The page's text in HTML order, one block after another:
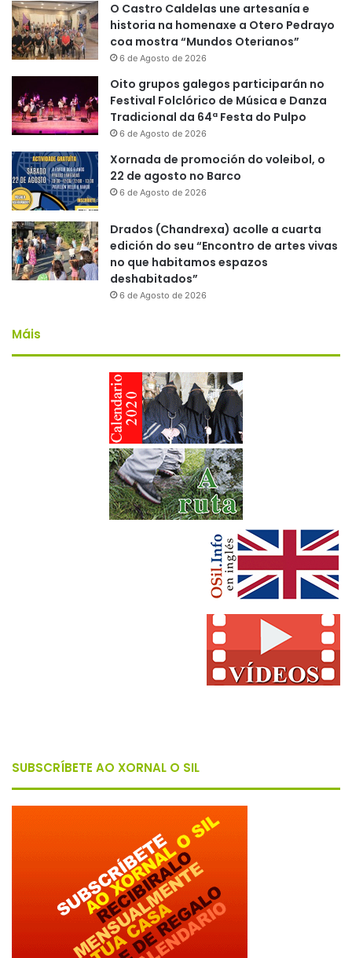
O Castro Caldelas une artesanía e
historia na homenaxe a Otero Pedrayo
coa mostra “Mundos Oterianos”
6 de Agosto de 2026
Oito grupos galegos participarán no
Festival Folclórico de Música e Danza
Tradicional da 64ª Festa do Pulpo
6 de Agosto de 2026
Xornada de promoción do voleibol, o
22 de agosto no Barco
6 de Agosto de 2026
Drados (Chandrexa) acolle a cuarta
edición do seu “Encontro de artes vivas
no que habitamos espazos
deshabitados”
6 de Agosto de 2026
Máis
SUBSCRÍBETE AO XORNAL O SIL